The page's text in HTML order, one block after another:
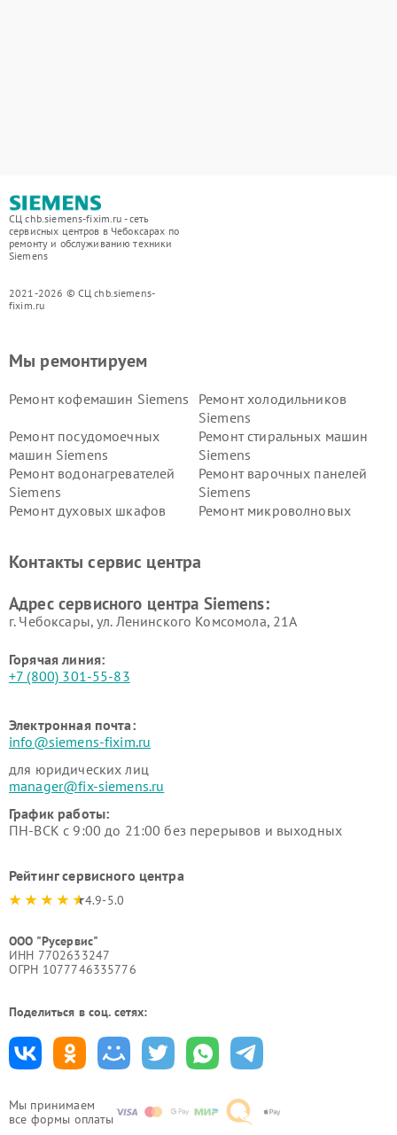
СЦ chb.siemens-fixim.ru - сеть
сервисных центров в Чебоксарах по
ремонту и обслуживанию техники
Siemens
2021-2026 © СЦ chb.siemens-
fixim.ru
Мы принимаем
все формы оплаты
Мы ремонтируем
Ремонт кофемашин Siemens
Ремонт холодильников
Siemens
Ремонт посудомоечных
машин Siemens
Ремонт стиральных машин
Siemens
Ремонт водонагревателей
Siemens
Ремонт варочных панелей
Siemens
Ремонт духовых шкафов
Ремонт микроволновых
Siemens
Siemens
Siemens
Siemens
Контакты сервис центра
Адрес сервисного центра Siemens:
г. Чебоксары, ул. Ленинского Комсомола, 21А
Горячая линия:
+7 (800) 301-55-83
Электронная почта:
info@siemens-fixim.ru
для юридических лиц
manager@fix-siemens.ru
График работы:
ПН-ВСК с 9:00 до 21:00 без перерывов и выходных
Рейтинг сервисного центра
4.9-5.0
ООО "Русервис"
ИНН 7702633247
ОГРН 1077746335776
Поделиться в соц. сетях: